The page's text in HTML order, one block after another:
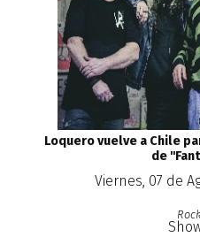
Loquero vuelve a Chile
de
Viernes, 07 de